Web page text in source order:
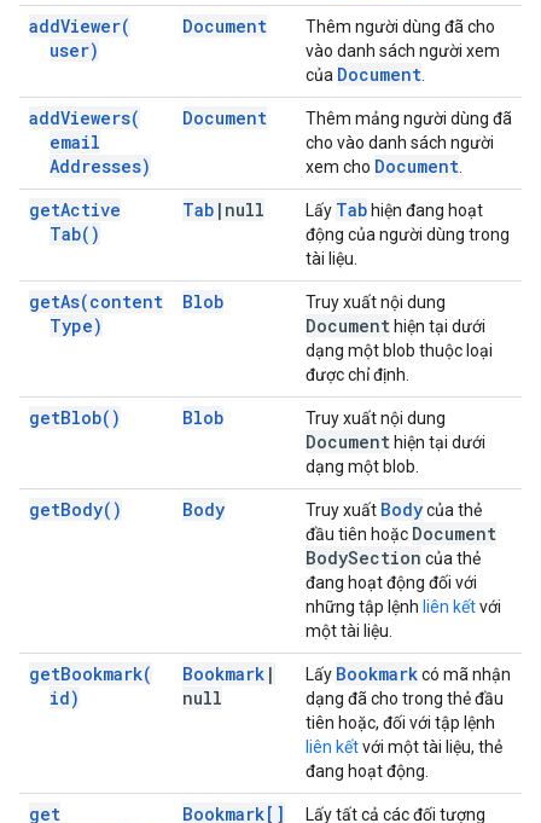
addViewer(
user)
Document
Thêm người dùng đã cho
vào danh sách người xem
của Document
addViewers(
email
Addresses)
Document
Thêm mảng người dùng đã
cho vào danh sách người
xem cho Document
getActive
Tab( )
Tab | null Lấy Tab hiện đang hoạt
động của người dùng trong
tài liệu.
getAs(content
Type)
Blob Truy xuất nội dung
Document hiện tại dưới
dạng một blob thuộc loại
được chỉ định.
getBlob( ) Blob Truy xuất nội dung
Document hiện tại dưới
dạng một blob.
getBody( ) Body Truy xuất Bodycủa thẻ
đầu tiên hoặc Document
BodySection của thẻ
đang hoạt động đối với
những tập lệnh liên kếtvới
một tài liệu.
getBookmark(
id)
Bookmark |
null
Lấy Bookmarkcó mã nhận
dạng đã cho trong thẻ đầu
tiên hoặc, đối với tập lệnh
liên kếtvới một tài liệu, thẻ
đang hoạt động.
get
Bookmark[] Lấy tất cả các đối tượng